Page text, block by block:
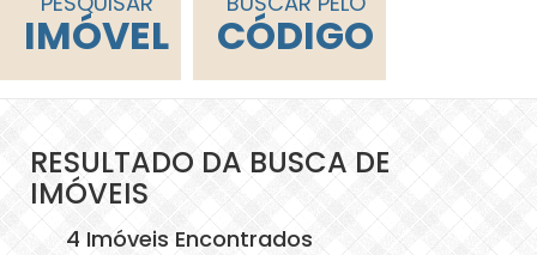
IMÓVEL CÓDIGO
RESULTADO DA BUSCA DE
IMÓVEIS
4 Imóveis Encontrados